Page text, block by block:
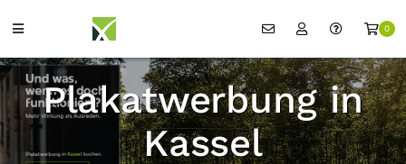
0
Plakatwerbung in
Kassel